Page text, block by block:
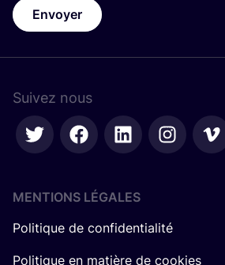
Envoyer
Suivez nous
MENTIONS LÉGALES
Politique de confidentialité
Politique en matière de cookies